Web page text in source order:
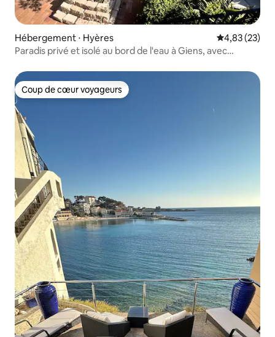
Hébergement ⋅ Hyères Évaluation
4,83 (23)
Paradis privé et isolé au bord de l'eau à Giens, avec
Coup de cœur voyageurs
Coup de cœur voyageurs